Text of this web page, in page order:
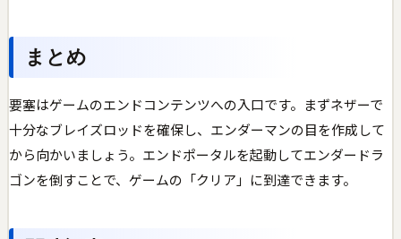
まとめ
要塞はゲームのエンドコンテンツへの入口です。まずネザーで
十分なブレイズロッドを確保し、エンダーマンの目を作成して
から向かいましょう。エンドポータルを起動してエンダードラ
ゴンを倒すことで、ゲームの「クリア」に到達できます。